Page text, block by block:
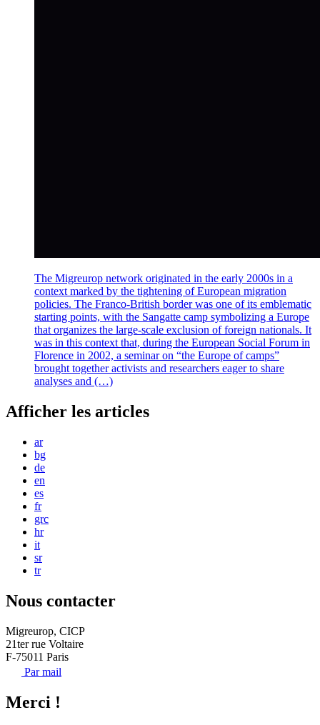
The Migreurop network originated in the early 2000s in a
context marked by the tightening of European migration
policies. The Franco-British border was one of its emblematic
starting points, with the Sangatte camp symbolizing a Europe
that organizes the large-scale exclusion of foreign nationals. It
was in this context that, during the European Social Forum in
Florence in 2002, a seminar on “the Europe of camps”
brought together activists and researchers eager to share
analyses and (…)
Afficher les articles
ar
bg
de
en
es
fr
grc
hr
it
sr
tr
Nous contacter
Migreurop, CICP
21ter rue Voltaire
F-75011 Paris
Par mail
Merci !